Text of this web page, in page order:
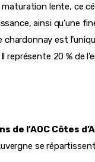
maturation lente, ce
ainsi qu’une
est
représente 20 % de
de l’AOC Côtes
se